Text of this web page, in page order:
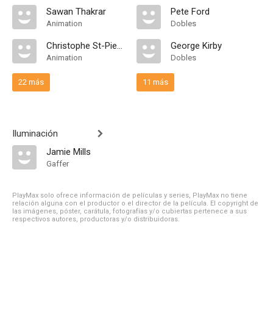
Sawan Thakrar
Animation
Christophe St-Pierre Paradis
Animation
22 más
Iluminación
Jamie Mills
Gaffer
Pete Ford
Dobles
George Kirby
Dobles
11 más
PlayMax solo ofrece información de películas y series, PlayMax no tiene
relación alguna con el productor o el director de la película. El copyright de
las imágenes, póster, carátula, fotografías y/o cubiertas pertenece a sus
respectivos autores, productoras y/o distribuidoras.